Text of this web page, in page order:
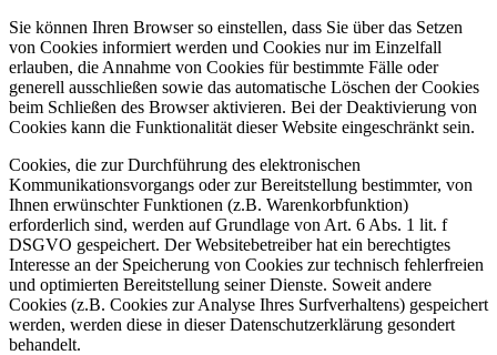
Sie können Ihren Browser so einstellen, dass Sie über das Setzen
von Cookies informiert werden und Cookies nur im Einzelfall
erlauben, die Annahme von Cookies für bestimmte Fälle oder
generell ausschließen sowie das automatische Löschen der Cookies
beim Schließen des Browser aktivieren. Bei der Deaktivierung von
Cookies kann die Funktionalität dieser Website eingeschränkt sein.
Cookies, die zur Durchführung des elektronischen
Kommunikationsvorgangs oder zur Bereitstellung bestimmter, von
Ihnen erwünschter Funktionen (z.B. Warenkorbfunktion)
erforderlich sind, werden auf Grundlage von Art. 6 Abs. 1 lit. f
DSGVO gespeichert. Der Websitebetreiber hat ein berechtigtes
Interesse an der Speicherung von Cookies zur technisch fehlerfreien
und optimierten Bereitstellung seiner Dienste. Soweit andere
Cookies (z.B. Cookies zur Analyse Ihres Surfverhaltens) gespeichert
werden, werden diese in dieser Datenschutzerklärung gesondert
behandelt.